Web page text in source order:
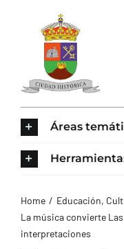
contenido
AYUNTAMIENTO
Áreas
Home
Educación,
La música convierte
interpretaciones